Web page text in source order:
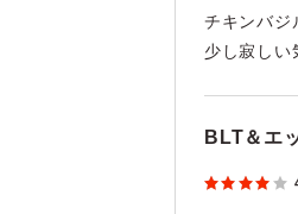
チキンバジ
少し寂しい
BLT＆エ